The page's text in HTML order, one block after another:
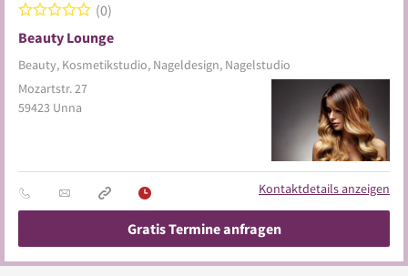
Beauty Lounge
Beauty, Kosmetikstudio, Nageldesign, Nagelstudio
0
Mozartstr. 27
59423 Unna
Kontaktdetails anzeigen
Gratis Termine anfragen